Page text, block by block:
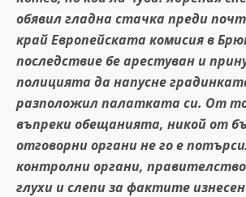
обявил гладна стачка преди
край Европейската комисия в
последствие бе арестуван и
полицията да напусне
разположил палатката си. От
въпреки обещанията, никой от
отговорни органи не го е
контролни органи,
глухи и слепи за фактите